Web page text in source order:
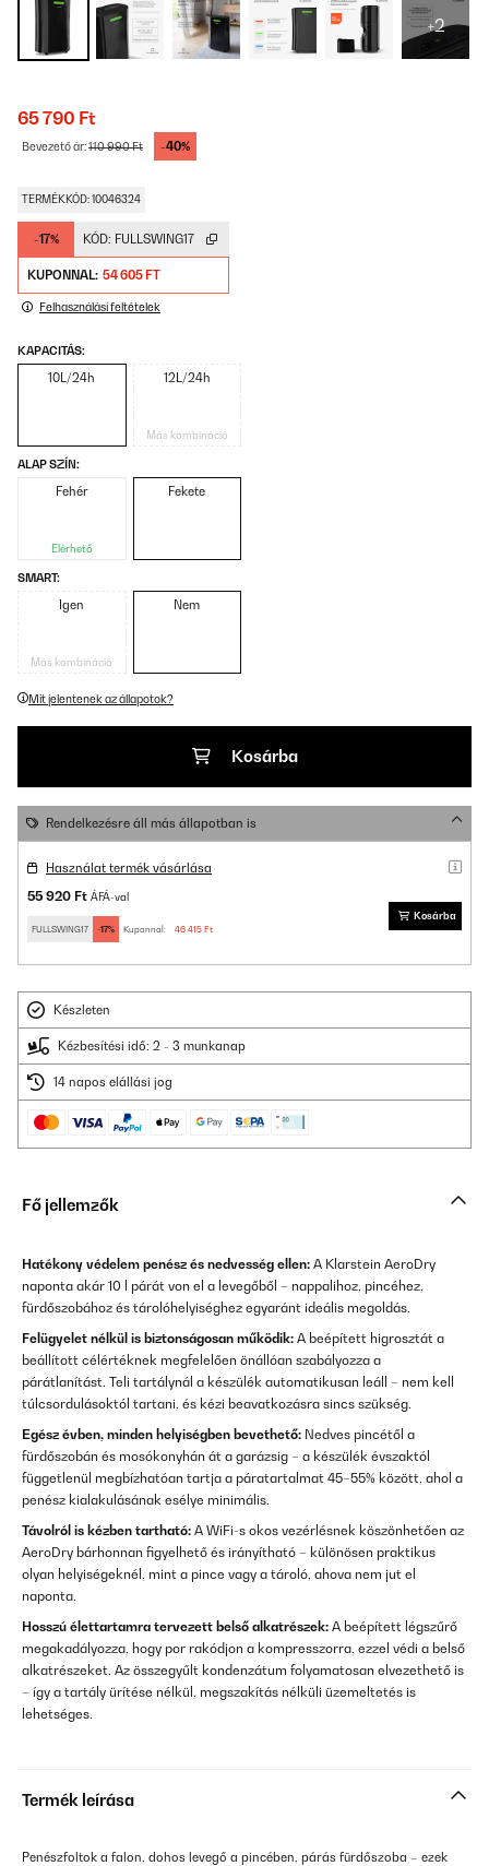
+2
65 790 Ft
Bevezető ár:110 990 Ft -40%
TERMÉKKÓD: 10046324
-17% KÓD: FULLSWING17
KUPONNAL: 54 605 FT
Felhasználási feltételek
KAPACITÁS:
10L/24h 12L/24h
Más kombináció
ALAP SZÍN:
Fehér
Elérhető
Fekete
SMART:
Igen
Más kombináció
Nem
Mit jelentenek az állapotok?
Kosárba
Rendelkezésre áll más állapotban is
Használat termék vásárlása
55 920 Ft ÁFÁ-val
FULLSWING17 -17% Kuponnal: 46 415 Ft
Kosárba
Készleten
Kézbesítési idő: 2 - 3 munkanap
14 napos elállási jog
Fő jellemzők
Hatékony védelem penész és nedvesség ellen: A Klarstein AeroDry
naponta akár 10 l párát von el a levegőből – nappalihoz, pincéhez,
fürdőszobához és tárolóhelyiséghez egyaránt ideális megoldás.
Felügyelet nélkül is biztonságosan működik: A beépített higrosztát a
beállított célértéknek megfelelően önállóan szabályozza a
párátlanítást. Teli tartálynál a készülék automatikusan leáll – nem kell
túlcsordulásoktól tartani, és kézi beavatkozásra sincs szükség.
Egész évben, minden helyiségben bevethető: Nedves pincétől a
fürdőszobán és mosókonyhán át a garázsig – a készülék évszaktól
függetlenül megbízhatóan tartja a páratartalmat 45–55% között, ahol a
penész kialakulásának esélye minimális.
Távolról is kézben tartható: A WiFi-s okos vezérlésnek köszönhetően az
AeroDry bárhonnan figyelhető és irányítható – különösen praktikus
olyan helyiségeknél, mint a pince vagy a tároló, ahova nem jut el
naponta.
Hosszú élettartamra tervezett belső alkatrészek: A beépített légszűrő
megakadályozza, hogy por rakódjon a kompresszorra, ezzel védi a belső
alkatrészeket. Az összegyűlt kondenzátum folyamatosan elvezethető is
– így a tartály ürítése nélkül, megszakítás nélküli üzemeltetés is
lehetséges.
Termék leírása
Penészfoltok a falon, dohos levegő a pincében, párás fürdőszoba – ezek